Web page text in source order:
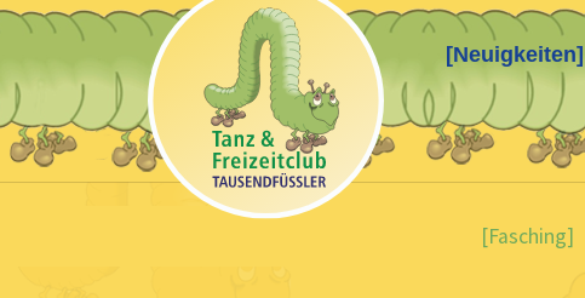
[Neuigkeiten]
You are here:
[Fasching]